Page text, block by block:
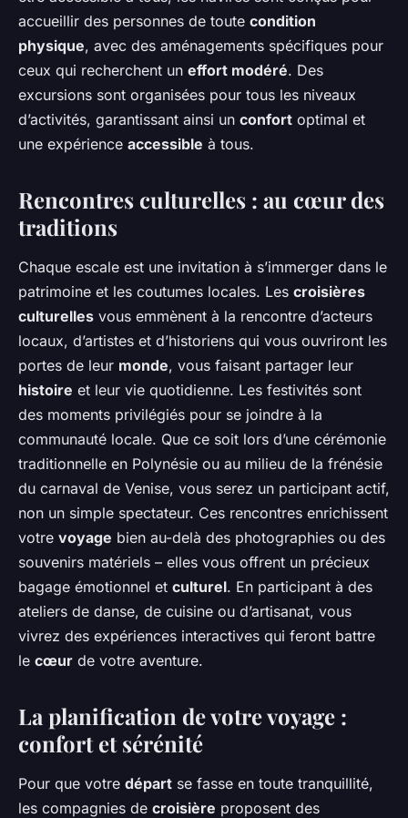
accueillir des personnes de toute condition
physique, avec des aménagements spécifiques pour
ceux qui recherchent un effort modéré. Des
excursions sont organisées pour tous les niveaux
d’activités, garantissant ainsi un confort optimal et
une expérience accessible à tous.
Rencontres culturelles : au cœur des
traditions
Chaque escale est une invitation à s’immerger dans le
patrimoine et les coutumes locales. Les croisières
culturelles vous emmènent à la rencontre d’acteurs
locaux, d’artistes et d’historiens qui vous ouvriront les
portes de leur monde, vous faisant partager leur
histoire et leur vie quotidienne. Les festivités sont
des moments privilégiés pour se joindre à la
communauté locale. Que ce soit lors d’une cérémonie
traditionnelle en Polynésie ou au milieu de la frénésie
du carnaval de Venise, vous serez un participant actif,
non un simple spectateur. Ces rencontres enrichissent
votre voyage bien au-delà des photographies ou des
souvenirs matériels – elles vous offrent un précieux
bagage émotionnel et culturel. En participant à des
ateliers de danse, de cuisine ou d’artisanat, vous
vivrez des expériences interactives qui feront battre
le cœur de votre aventure.
La planification de votre voyage :
confort et sérénité
Pour que votre départ se fasse en toute tranquillité,
les compagnies de croisière proposent des